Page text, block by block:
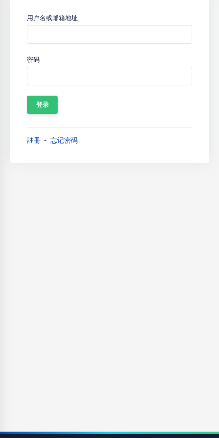
用户名或邮箱地址
密码
註冊 忘记密码